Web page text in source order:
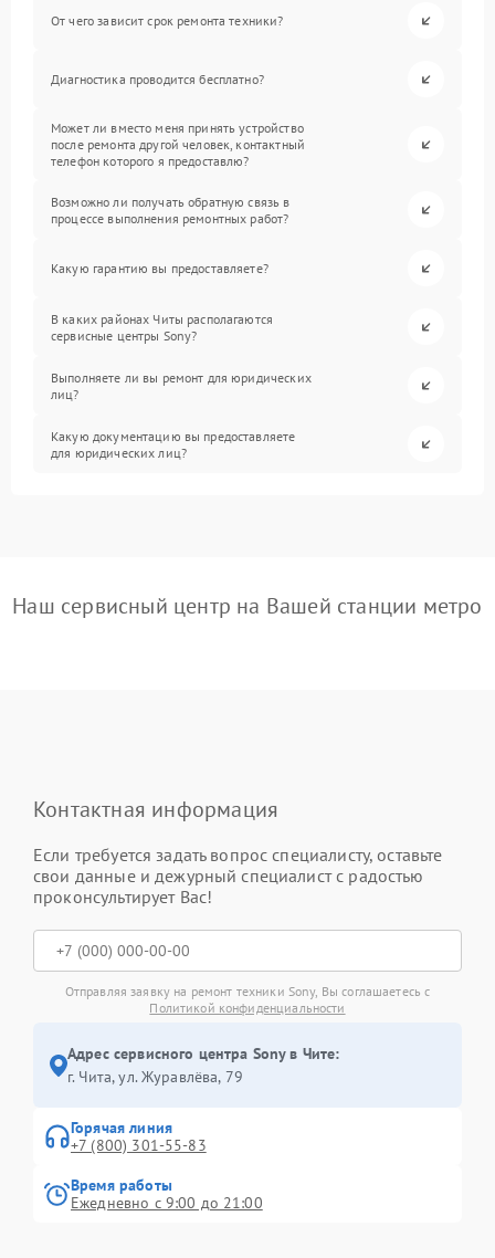
От чего зависит срок ремонта техники?
Диагностика проводится бесплатно?
Может ли вместо меня принять устройство
после ремонта другой человек, контактный
телефон которого я предоставлю?
Возможно ли получать обратную связь в
процессе выполнения ремонтных работ?
Какую гарантию вы предоставляете?
В каких районах Читы располагаются
сервисные центры Sony?
Выполняете ли вы ремонт для юридических
лиц?
Какую документацию вы предоставляете
для юридических лиц?
Наш сервисный центр на Вашей станции метро
Контактная информация
Если требуется задать вопрос специалисту, оставьте
свои данные и дежурный специалист с радостью
проконсультирует Вас!
Отправляя заявку на ремонт техники Sony, Вы соглашаетесь с
Политикой конфиденциальности
Адрес сервисного центра Sony в Чите:
г. Чита, ул. Журавлёва, 79
Горячая линия
+7 (800) 301-55-83
Время работы
Ежедневно с 9:00 до 21:00